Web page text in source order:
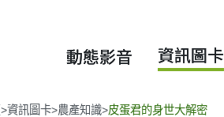
動態影音 資訊圖卡
>資訊圖卡>農產知識>皮蛋君的身世大解密